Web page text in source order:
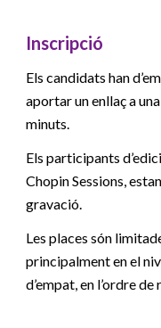
Inscripció
Els candidats han
aportar un enllaç a
minuts.
Els participants
Chopin Sessions,
gravació.
Les places són
principalment en el
d’empat, en l’ordre